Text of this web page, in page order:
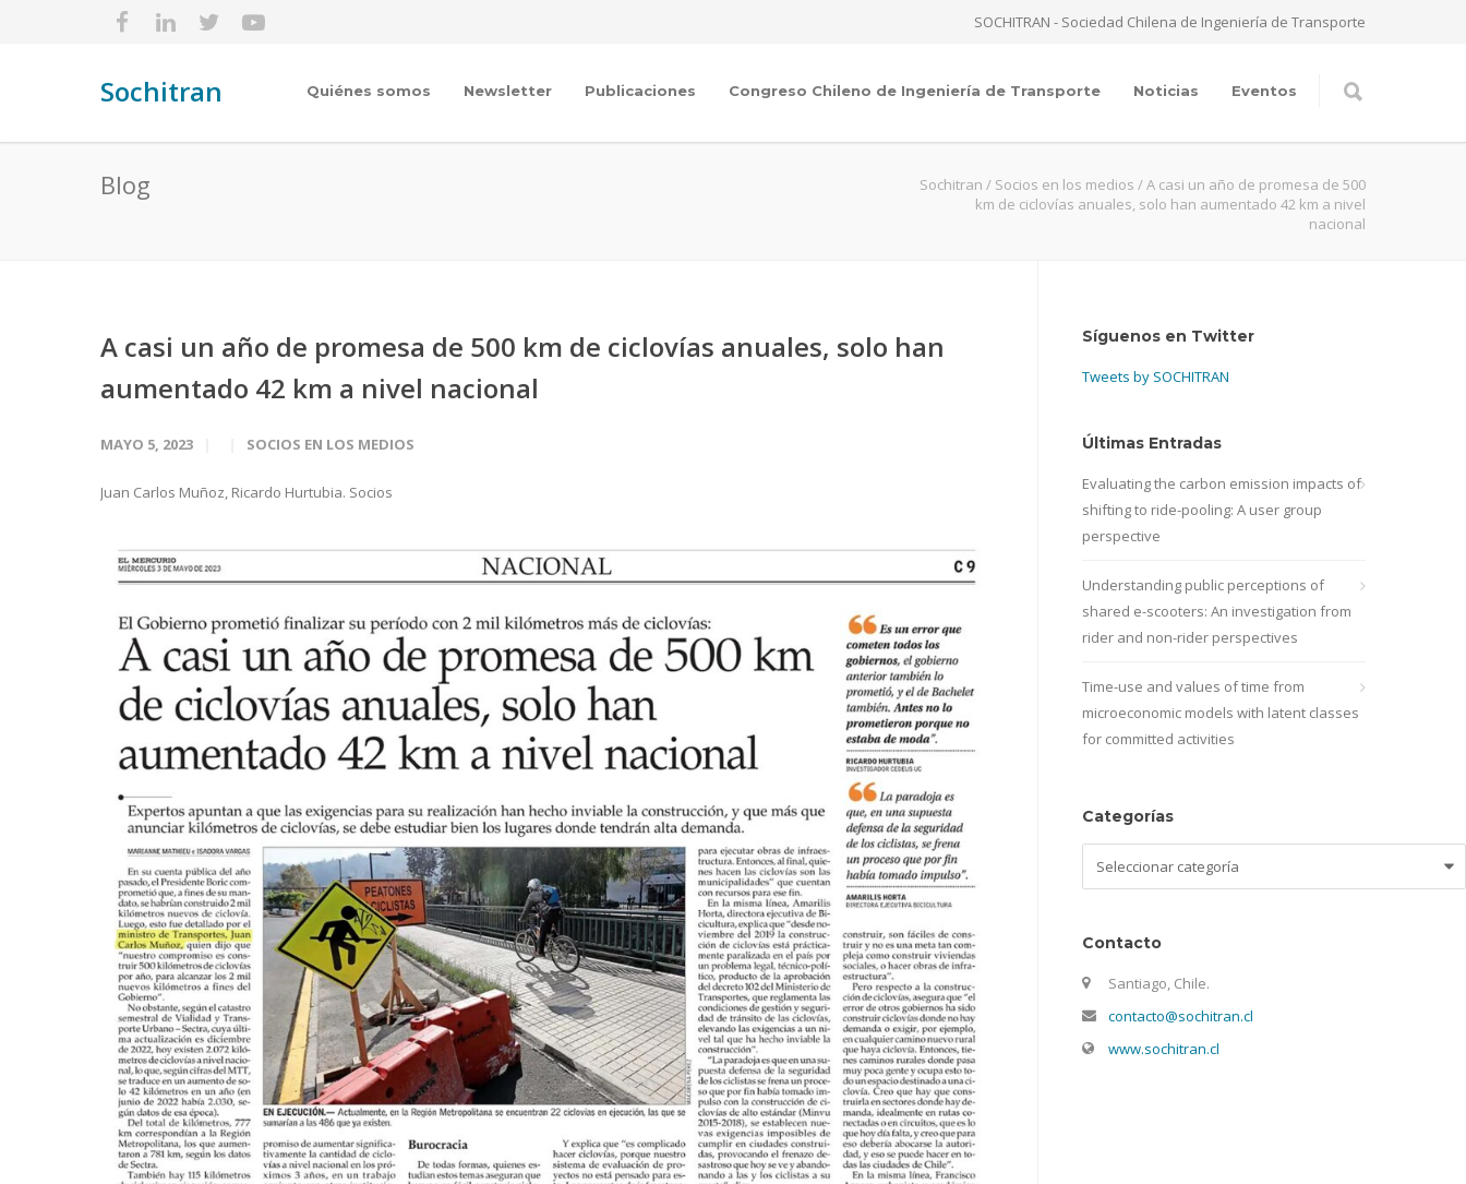
SOCHITRAN - Sociedad Chilena de Ingeniería de Transporte
Sochitran Quiénes somos Newsletter Publicaciones Congreso Chileno de Ingeniería de Transporte Noticias Eventos
Blog Sochitran / Socios en los medios /A casi un año de promesa de 500
km de ciclovías anuales, solo han aumentado 42 km a nivel
nacional
A casi un año de promesa de 500 km de ciclovías anuales, solo han
aumentado 42 km a nivel nacional
MAYO 5, 2023 SOCIOS EN LOS MEDIOS
Juan Carlos Muñoz, Ricardo Hurtubia. Socios
Síguenos en Twitter
Tweets by SOCHITRAN
Últimas Entradas
Evaluating the carbon emission impacts of
shifting to ride-pooling: A user group
perspective
Understanding public perceptions of
shared e-scooters: An investigation from
rider and non-rider perspectives
Time-use and values of time from
microeconomic models with latent classes
for committed activities
Categorías
Contacto
Santiago, Chile.
contacto@sochitran.cl
www.sochitran.cl